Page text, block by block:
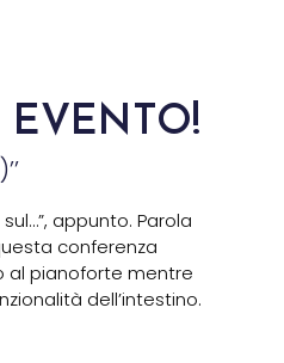
EVENTO!
appunto. Parola
conferenza
al pianoforte mentre
dell’intestino.